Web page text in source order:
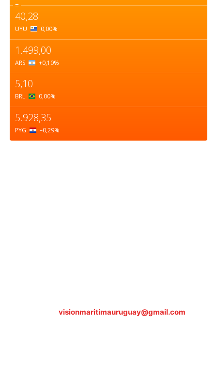
=
40,28
UYU 0,00%
1.499,00
ARS +0,10%
5,10
BRL 0,00%
5.928,35
PYG –0,29%
visionmaritimauruguay@gmail.com